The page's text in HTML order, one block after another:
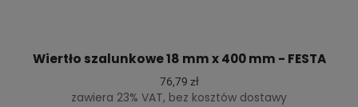
Wiertło szalunkowe 18 mm x 400 mm - FESTA
76,79 zł
zawiera 23% VAT, bez kosztów dostawy